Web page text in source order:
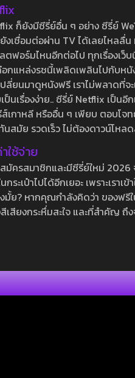
ก็ยังมีซีรี่ย์อื่น ๆ อย่าง ซีรี่ย์
งเชื่อมต่อผ่าน TV ได้เลยไหลลื่
ตฟอร์มไหนอีกต่อไป ทุกเรื่องเว็
อกแหล่งรชนี้เพลิดเพลินไปกับห
ลี่ยนมาดูหนังฟรี เราไม่พลาดที่
ป็นเรื่องง่าย.. ซีรี่ย์ Netflix เป็น
กาหลี หรืออื่น ๆ เพียบ ตอบโจท
นสมัย รวดเร็ว ไม่ต้องดาวน์โห
ใช้จ่าย
มัครสมาชิกและมีซีรี่ย์ใหม่
กระเป๋าไปได้อีกเยอะ เพราะเร
มั้ย? หากคุณกำลังคิดว่า ของฟ
เสียงกระหึ่มสะใจ และที่สำคัญ